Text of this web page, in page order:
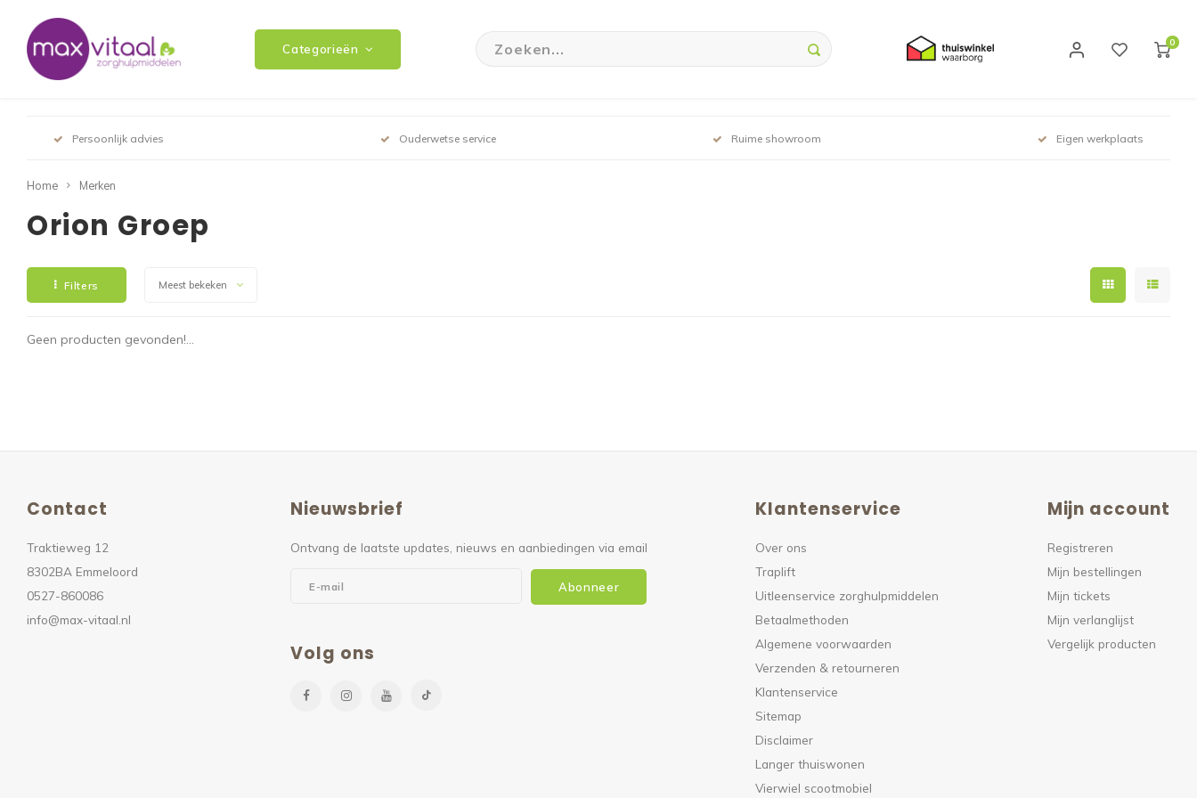
Categorieën 0
Persoonlijk advies Ouderwetse service Ruime showroom Eigen werkplaats
Home Merken
Orion Groep
Filters Meest bekeken
Geen producten gevonden!...
Contact
Traktieweg 12
8302BA Emmeloord
0527-860086
info@max-vitaal.nl
Nieuwsbrief
Ontvang de laatste updates, nieuws en aanbiedingen via email
Abonneer
Volg ons
Klantenservice
Over ons
Traplift
Uitleenservice zorghulpmiddelen
Betaalmethoden
Algemene voorwaarden
Verzenden & retourneren
Klantenservice
Sitemap
Disclaimer
Langer thuiswonen
Vierwiel scootmobiel
Mijn account
Registreren
Mijn bestellingen
Mijn tickets
Mijn verlanglijst
Vergelijk producten